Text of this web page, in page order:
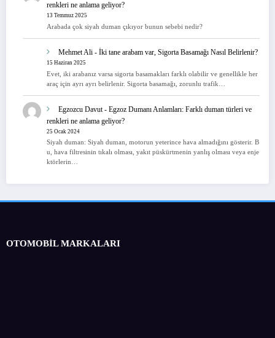
renkleri ne anlama geliyor?
13 Temmuz 2025
Arabada çok siyah duman çıkıyor bunun sebebi nedir?
Mehmet Ali - İki tane arabam var, Sigorta Basamağı Nasıl Belirlenir?
15 Haziran 2025
Evet, iki arabanız varsa sigorta basamakları farklı olabilir ve genellikle her
araç için ayrı ayrı belirlenir. Sigorta basamağı, zorunlu trafik…
Egzozcu Davut - Egzoz Dumanı Anlamları: Farklı duman türleri ve
renkleri ne anlama geliyor?
25 Ocak 2024
Siyah duman: Siyah duman, motorun yeterince hava almadığını gösterir. B
u, hava filtresinin tıkalı olması, yakıt püskürtmenin yanlış olması veya enje
ktörlerin…
OTOMOBİL MARKALARI